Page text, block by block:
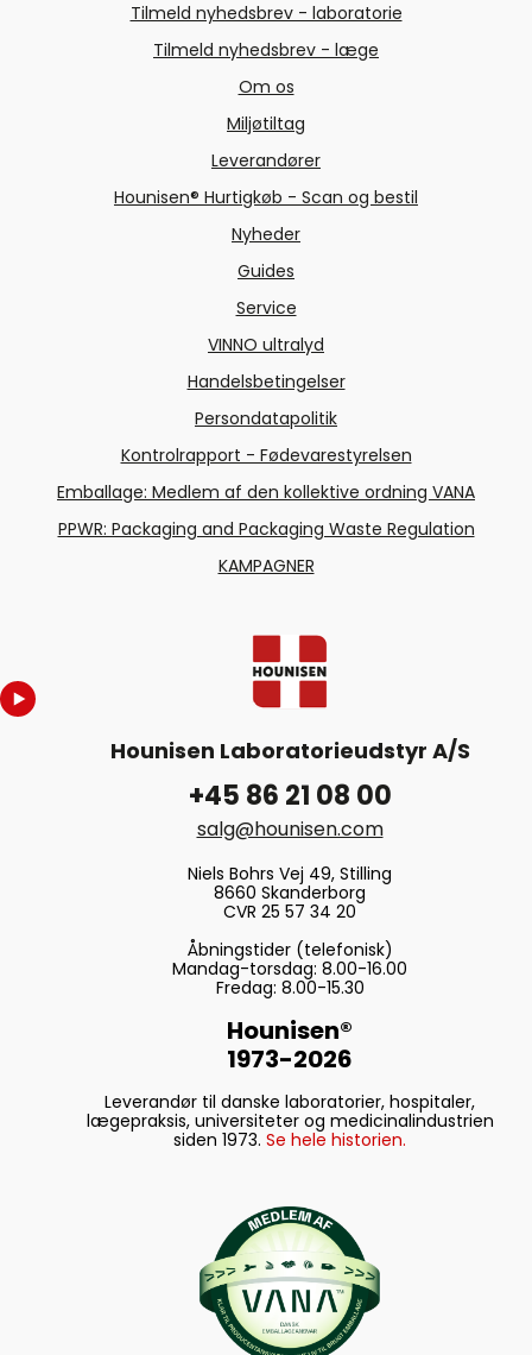
Tilmeld nyhedsbrev - laboratorie
Tilmeld nyhedsbrev - læge
Om os
Miljøtiltag
Leverandører
Hounisen® Hurtigkøb - Scan og bestil
Nyheder
Guides
Service
VINNO ultralyd
Handelsbetingelser
Persondatapolitik
Kontrolrapport - Fødevarestyrelsen
Emballage: Medlem af den kollektive ordning VANA
PPWR: Packaging and Packaging Waste Regulation
KAMPAGNER
Hounisen Laboratorieudstyr A/S
+45 86 21 08 00
salg@hounisen.com
Niels Bohrs Vej 49, Stilling
8660 Skanderborg
CVR 25 57 34 20
Åbningstider (telefonisk)
Mandag-torsdag: 8.00-16.00
Fredag: 8.00-15.30
Hounisen®
1973-2026
Leverandør til danske laboratorier, hospitaler,
lægepraksis, universiteter og medicinalindustrien
siden 1973. Se hele historien.